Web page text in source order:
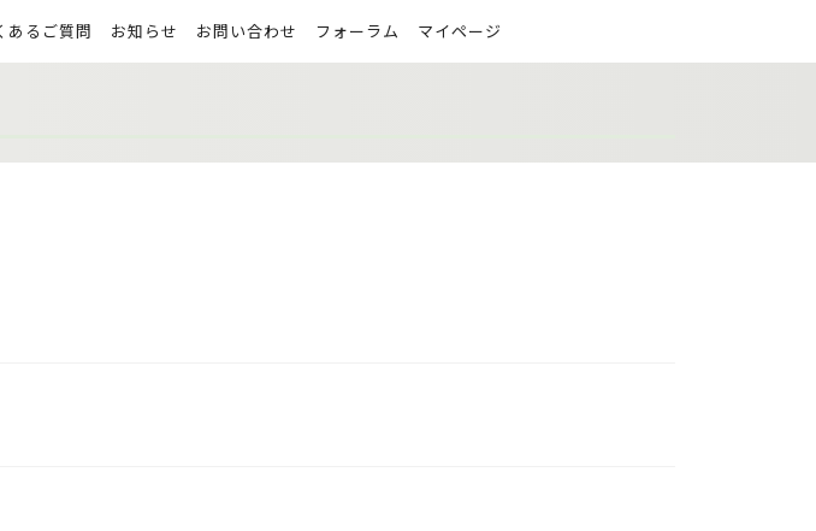
あるご質問 お知らせ お問い合わせ フォーラム マイページ